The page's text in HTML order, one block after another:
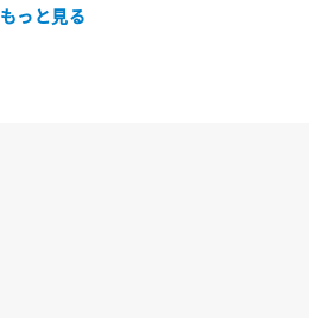
もっと見る